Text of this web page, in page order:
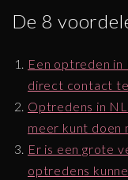
De 8
Een optreden in
direct contact te
Optredens in
meer kunt doen
Er is een grote
optredens